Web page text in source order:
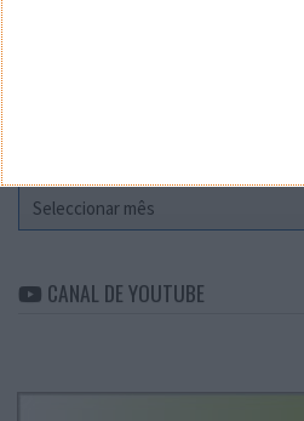
Arquivo
CANAL DE YOUTUBE